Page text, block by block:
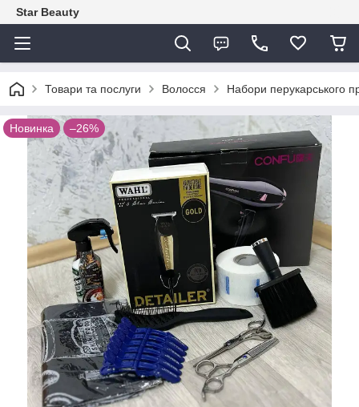
Star Beauty
Товари та послуги Волосся Набори перукарського
Новинка –26%